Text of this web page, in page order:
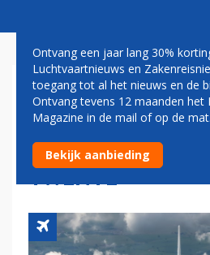
NIEUWE E195-E2
NAAR
TOESTEL
TWENTE
Ontvang een jaar lang 30%
Luchtvaartnieuws en
toegang tot al het nieuws en de
Ontvang tevens 12 maanden het
Magazine in de mail of op de mat.
Bekijk aanbieding